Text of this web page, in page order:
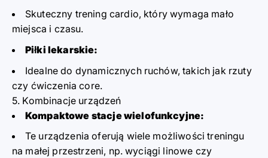
Skuteczny trening cardio, który wymaga mało
miejsca i czasu.
Piłki lekarskie:
Idealne do dynamicznych ruchów, takich jak rzuty
czy ćwiczenia core.
5. Kombinacje urządzeń
Kompaktowe stacje wielofunkcyjne:
Te urządzenia oferują wiele możliwości treningu
na małej przestrzeni, np. wyciągi linowe czy